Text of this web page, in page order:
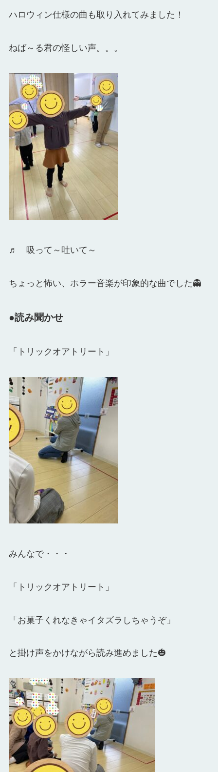
ハロウィン仕様の曲も取り入れてみました！
ねば～る君の怪しい声。。。
♬ 吸って～吐いて～
ちょっと怖い、ホラー音楽が印象的な曲でした👻
●読み聞かせ
「トリックオアトリート」
みんなで・・・
「トリックオアトリート」
「お菓子くれなきゃイタズラしちゃうぞ」
と掛け声をかけながら読み進めました🎃